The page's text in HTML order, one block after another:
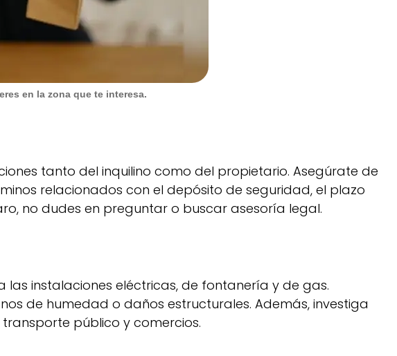
en la zona que te interesa.
tanto del inquilino como del propietario. Asegúrate de
relacionados con el depósito de seguridad, el plazo
no dudes en preguntar o buscar asesoría legal.
las instalaciones eléctricas, de fontanería y de gas.
de humedad o daños estructurales. Además, investiga
público y comercios.